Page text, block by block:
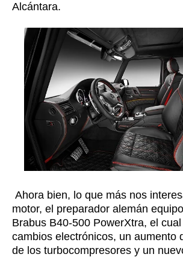
Alcántara.
Ahora bien, lo que más nos
motor, el preparador alemán
Brabus B40-500 PowerXtra, el
cambios electrónicos, un aumento
de los turbocompresores y un